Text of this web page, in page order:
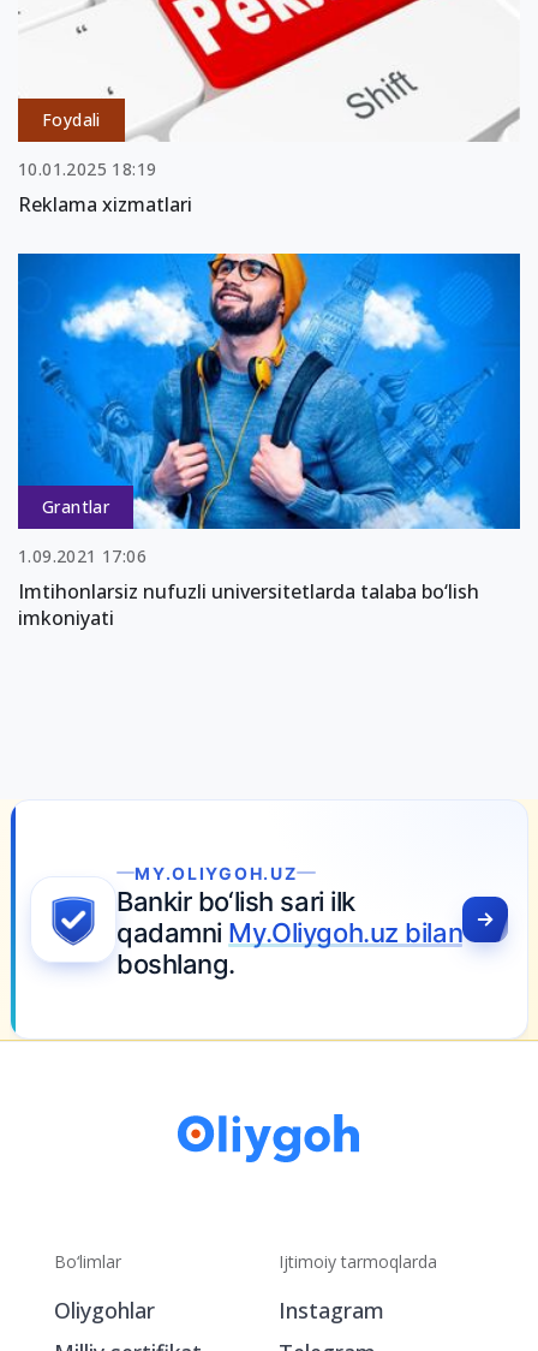
Foydali
10.01.2025 18:19
Reklama xizmatlari
Grantlar
1.09.2021 17:06
Imtihonlarsiz nufuzli universitetlarda talaba bo‘lish
imkoniyati
MY.OLIYGOH.UZ
Bankir bo‘lish sari ilk
qadamni My.Oliygoh.uz bilan
boshlang.
Bo‘limlar
Oliygohlar
Ijtimoiy tarmoqlarda
Instagram